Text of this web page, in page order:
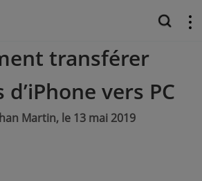
transférer
vers PC
Martin, le 13 mai 2019